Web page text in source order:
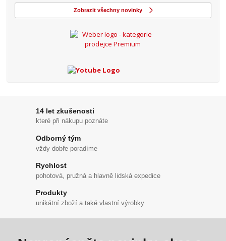
Zobrazit všechny novinky
14 let zkušenosti
které při nákupu poznáte
Odborný tým
vždy dobře poradíme
Rychlost
pohotová, pružná a hlavně lidská expedice
Produkty
unikátní zboží a také vlastní výrobky